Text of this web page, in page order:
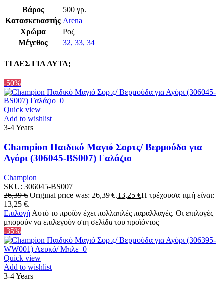
Βάρος
500 γρ.
Κατασκευαστής Arena
Χρώμα
Ροζ
Μέγεθος
32, 33, 34
ΤΙ ΛΕΣ ΓΙΑ ΑΥΤΑ;
-50%
Quick view
Add to wishlist
3-4 Years
Champion Παιδικό Μαγιό Σορτς/ Βερμούδα για
Αγόρι (306045-BS007) Γαλάζιο
Champion
SKU: 306045-BS007
26,39€ Original price was: 26,39 €.13,25 €Η τρέχουσα τιμή είναι:
13,25 €.
Επιλογή Αυτό το προϊόν έχει πολλαπλές παραλλαγές. Οι επιλογές
μπορούν να επιλεγούν στη σελίδα του προϊόντος
-35%
Quick view
Add to wishlist
3-4 Years